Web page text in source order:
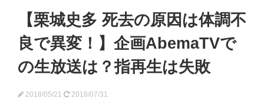
【栗城史多 死去の原因は体調不
良で異変！】企画AbemaTVで
の生放送は？指再生は失敗
2018/05/21 2018/07/31